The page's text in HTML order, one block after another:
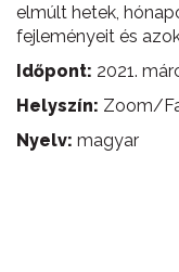
elmúlt hetek,
fejleményeit és
Időpont: 2021.
Helyszín: Zoom/
Nyelv: magyar